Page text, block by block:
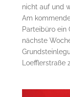
nicht auf und
Am
Parteibüro ein
nächste
Loefflerstraße